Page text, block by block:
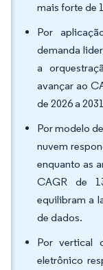
mais forte de
Por
demanda
a
avançar ao
de 2026 a
Por modelo
nuvem
enquanto as
CAGR de
equilibram a
de dados.
Por vertical
eletrônico